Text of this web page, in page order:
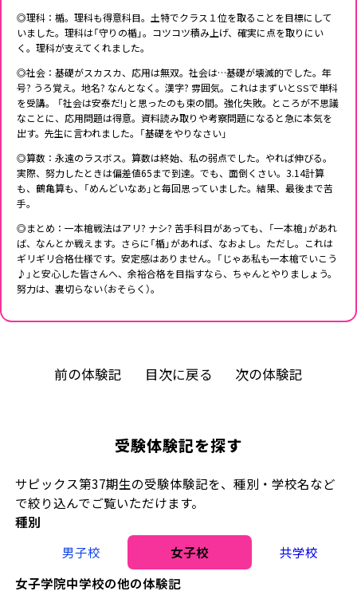
受験体験記を探す
サピックス第37期生の受験体験記を、種別・学校名など
で絞り込んでご覧いただけます。
種別
男子校
女子校
共学校
女子学院中学校の他の体験記
◎理科：楯。理科も得意科目。土特でクラス１位を取ることを目標にして
いました。理科は「守りの楯」。コツコツ積み上げ、確実に点を取りにい
く。理科が支えてくれました。
◎社会：基礎がスカスカ、応用は無双。社会は…基礎が壊滅的でした。年
号? うろ覚え。地名? なんとなく。漢字? 雰囲気。これはまずいとSSで単科
を受講。 「社会は安泰だ!」と思ったのも束の間。強化失敗。ところが不思議
なことに、応用問題は得意。資料読み取りや考察問題になると急に本気を
出す。先生に言われました。「基礎をやりなさい」
◎算数：永遠のラスボス。算数は終始、私の弱点でした。やれば伸びる。
実際、努力したときは偏差値65まで到達。でも、面倒くさい。3.14計算
も、鶴亀算も、「めんどいなあ」と毎回思っていました。結果、最後まで苦
手。
◎まとめ：一本槍戦法はアリ? ナシ? 苦手科目があっても、「一本槍」があれ
ば、なんとか戦えます。さらに「楯」があれば、なおよし。ただし。これは
ギリギリ合格仕様です。安定感はありません。「じゃあ私も一本槍でいこう
♪」と安心した皆さんへ、余裕合格を目指すなら、ちゃんとやりましょう。
努力は、裏切らない（おそらく）。
前の体験記 目次に戻る 次の体験記